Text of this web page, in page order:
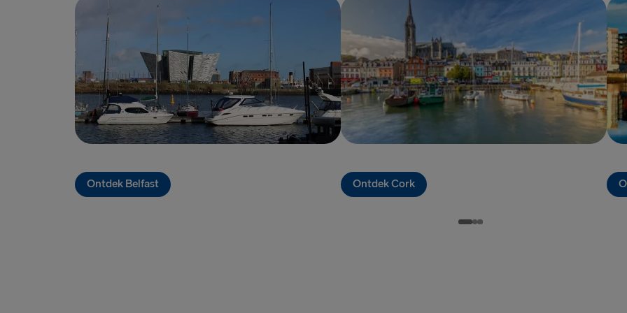
Gdynia →
Rostock →
Göteborg
Göteborg →
Karlskrona
ANDERE
Ontdek Belfast Ontdek Cork